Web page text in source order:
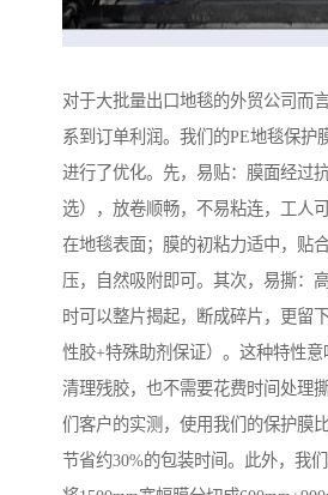
对于大批量出口地毯的外贸公司而
系到订单利润。我们的PE地毯保护
进行了优化。先，易贴：膜面经过
选），放卷顺畅，不易粘连，工人
在地毯表面；膜的初粘力适中，贴
压，自然吸附即可。其次，易撕：
时可以整片揭起，断成碎片，更留
性胶+特殊助剂保证）。这种特性
清理残胶，也不需要花费时间处理
们客户的实测，使用我们的保护膜
节省约30%的包装时间。此外，我